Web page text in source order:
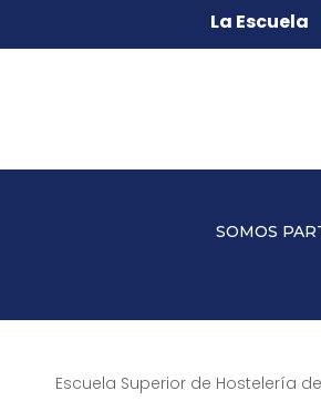
La Escuela
SOMOS
Escuela Superior de Hostelería